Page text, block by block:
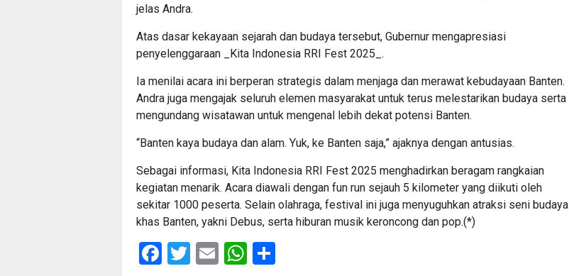
jelas Andra.
​Atas dasar kekayaan sejarah dan budaya tersebut, Gubernur mengapresiasi
penyelenggaraan _Kita Indonesia RRI Fest 2025_.
Ia menilai acara ini berperan strategis dalam menjaga dan merawat kebudayaan Banten.
Andra juga mengajak seluruh elemen masyarakat untuk terus melestarikan budaya serta
mengundang wisatawan untuk mengenal lebih dekat potensi Banten.
​“Banten kaya budaya dan alam. Yuk, ke Banten saja,” ajaknya dengan antusias.
​Sebagai informasi, Kita Indonesia RRI Fest 2025 menghadirkan beragam rangkaian
kegiatan menarik. Acara diawali dengan fun run sejauh 5 kilometer yang diikuti oleh
sekitar 1000 peserta. Selain olahraga, festival ini juga menyuguhkan atraksi seni budaya
khas Banten, yakni Debus, serta hiburan musik keroncong dan pop.(*)
Facebook
Twitter
EmailWhatsApp